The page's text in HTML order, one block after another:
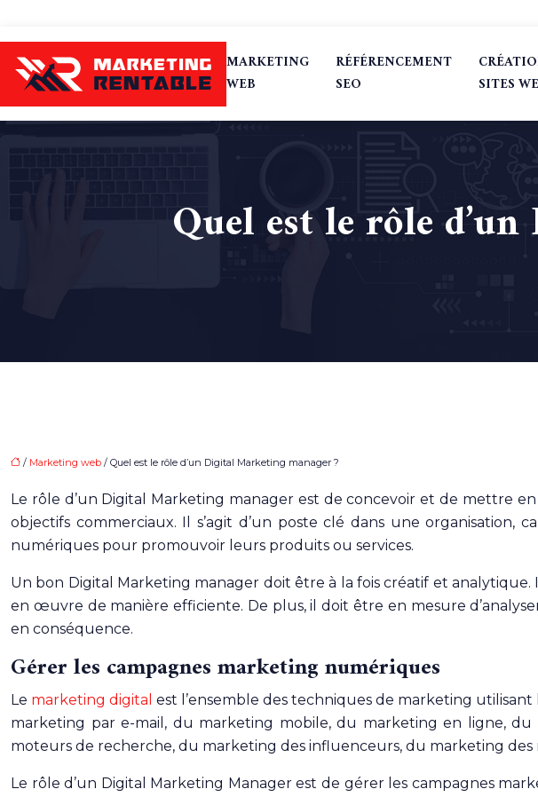
MARKETING
WEB
RÉFÉRENCEMENT
SEO
SITES
Quel est le rôle
/ Marketing web / Quel est le rôle d’un Digital Marketing manager ?
Le rôle d’un Digital Marketing manager est de concevoir et de mettre
objectifs commerciaux. Il s’agit d’un poste clé dans une
numériques pour promouvoir leurs produits ou services.
Un bon Digital Marketing manager doit être à la fois créatif et
en œuvre de manière efficiente. De plus, il doit être en mesure
en conséquence.
Gérer les campagnes marketing numériques
Le marketing digital est l’ensemble des techniques de marketing
marketing par e-mail, du marketing mobile, du marketing en ligne,
moteurs de recherche, du marketing des influenceurs, du marketing des
Le rôle d’un Digital Marketing Manager est de gérer les campagnes